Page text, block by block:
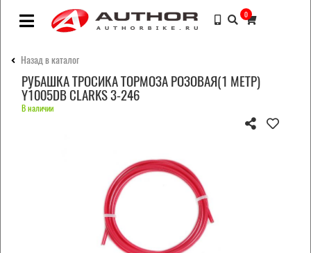
0
Назад в каталог
РУБАШКА ТРОСИКА ТОРМОЗА РОЗОВАЯ(1 МЕТР)
Y1005DB CLARKS 3-246
В наличии